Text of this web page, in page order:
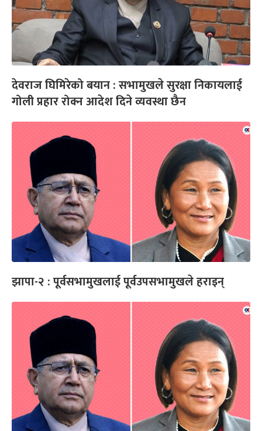
देवराज घिमिरेको बयान : सभामुखले सुरक्षा निकायलाई
गोली प्रहार रोक्न आदेश दिने व्यवस्था छैन
झापा-२ : पूर्वसभामुखलाई पूर्वउपसभामुखले हराइन्